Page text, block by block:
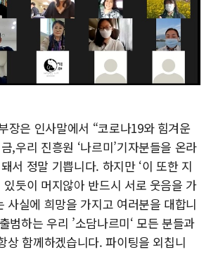
장은 인사말에서 “코로나19와 힘겨운
,우리 진흥원 ‘나르미’기자분들을 온라
서 정말 기쁩니다. 하지만 ‘이 또한 지
있듯이 머지않아 반드시 서로 웃음을 가
사실에 희망을 가지고 여러분을 대합니
범하는 우리 ’소담나르미‘ 모든 분들과
상 함께하겠습니다. 파이팅을 외칩니